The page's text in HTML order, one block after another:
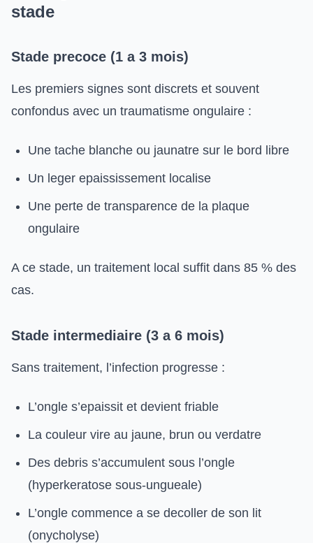
stade
Stade precoce (1 a 3 mois)
Les premiers signes sont discrets et souvent
confondus avec un traumatisme ongulaire :
Une tache blanche ou jaunatre sur le bord libre
Un leger epaississement localise
Une perte de transparence de la plaque
ongulaire
A ce stade, un traitement local suffit dans 85 % des
cas.
Stade intermediaire (3 a 6 mois)
Sans traitement, l’infection progresse :
L’ongle s’epaissit et devient friable
La couleur vire au jaune, brun ou verdatre
Des debris s’accumulent sous l’ongle
(hyperkeratose sous-ungueale)
L’ongle commence a se decoller de son lit
(onycholyse)